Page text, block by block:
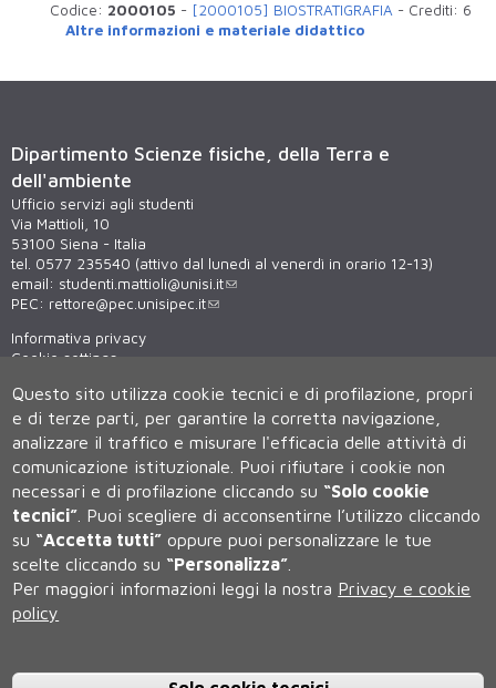
Codice: 2000105 - [2000105] BIOSTRATIGRAFIA - Crediti: 6
Altre informazioni e materiale didattico
Dipartimento Scienze fisiche, della Terra e
dell'ambiente
Ufficio servizi agli studenti
Via Mattioli, 10
53100 Siena - Italia
tel. 0577 235540 (attivo dal lunedì al venerdì in orario 12-13)
email: studenti.mattioli@unisi.it
PEC: rettore@pec.unisipec.it
Informativa privacy
Cookie settings
Virtual tour
WiFi - unisiWireless
Università degli Studi di Siena
Rettorato, via Banchi di Sotto 55, 53100 Siena ITALIA
P.IVA 00273530527 | C.F. 80002070524 | Caselle Pec:
0577 235555 (dal lunedì al venerdì dalle 9.30 alle 10.30)
Questo sito utilizza cookie tecnici e di profilazione, propri
e di terze parti, per garantire la corretta navigazione,
analizzare il traffico e misurare l'efficacia delle attività di
comunicazione istituzionale. Puoi rifiutare i cookie non
necessari e di profilazione cliccando su “Solo cookie
tecnici” Puoi scegliere di acconsentirne l’utilizzo cliccando
su “Accetta tutti” oppure puoi personalizzare le tue
scelte cliccando su “Personalizza”
Per maggiori informazioni leggi la nostra Privacy e cookie
policy